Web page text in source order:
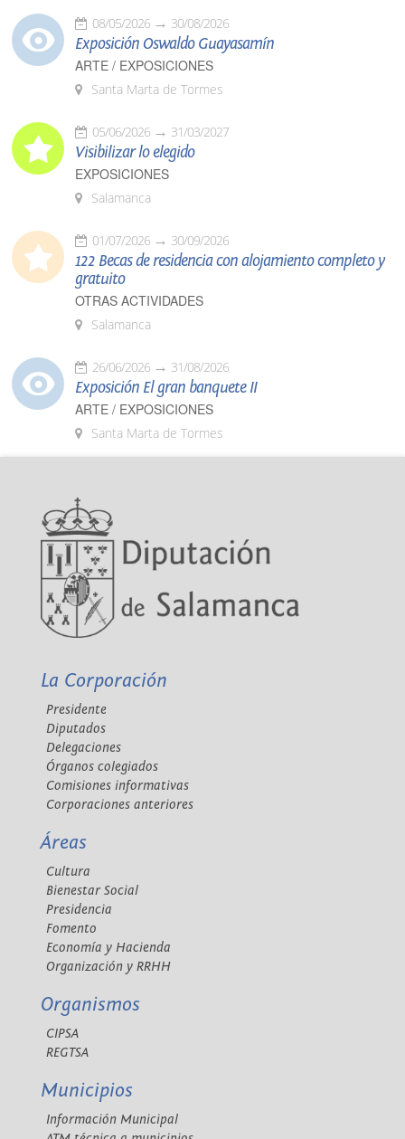
08/05/2026 30/08/2026
Exposición Oswaldo Guayasamín
ARTE / EXPOSICIONES
Santa Marta de Tormes
05/06/2026 31/03/2027
Visibilizar lo elegido
EXPOSICIONES
Salamanca
01/07/2026 30/09/2026
122 Becas de residencia con alojamiento completo y
gratuito
OTRAS ACTIVIDADES
Salamanca
26/06/2026 31/08/2026
Exposición El gran banquete II
ARTE / EXPOSICIONES
Santa Marta de Tormes
La Corporación
Presidente
Diputados
Delegaciones
Órganos colegiados
Comisiones informativas
Corporaciones anteriores
Áreas
Cultura
Bienestar Social
Presidencia
Fomento
Economía y Hacienda
Organización y RRHH
Organismos
CIPSA
REGTSA
Municipios
Información Municipal